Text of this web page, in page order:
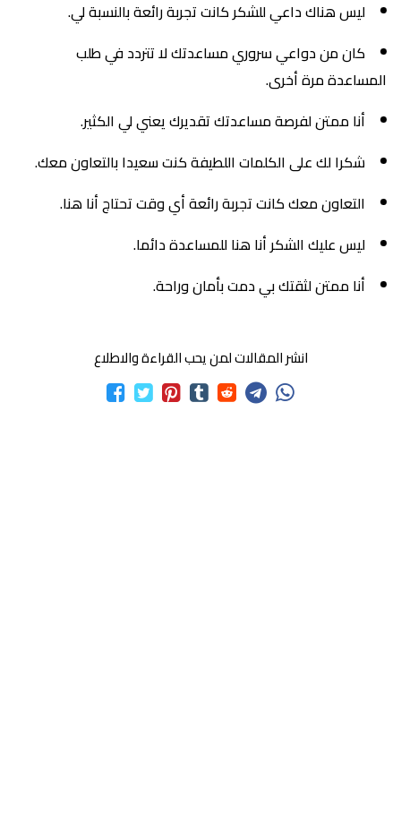
ليس هناك داعي للشكر كانت تجربة رائعة بالنسبة لي.
كان من دواعي سروري مساعدتك لا تتردد في طلب
المساعدة مرة أخرى.
أنا ممتن لفرصة مساعدتك تقديرك يعني لي الكثير.
شكرا لك على الكلمات اللطيفة كنت سعيدا بالتعاون معك.
التعاون معك كانت تجربة رائعة أي وقت تحتاج أنا هنا.
ليس عليك الشكر أنا هنا للمساعدة دائما.
أنا ممتن لثقتك بي دمت بأمان وراحة.
انشر المقالات لمن يحب القراءة والاطلاع